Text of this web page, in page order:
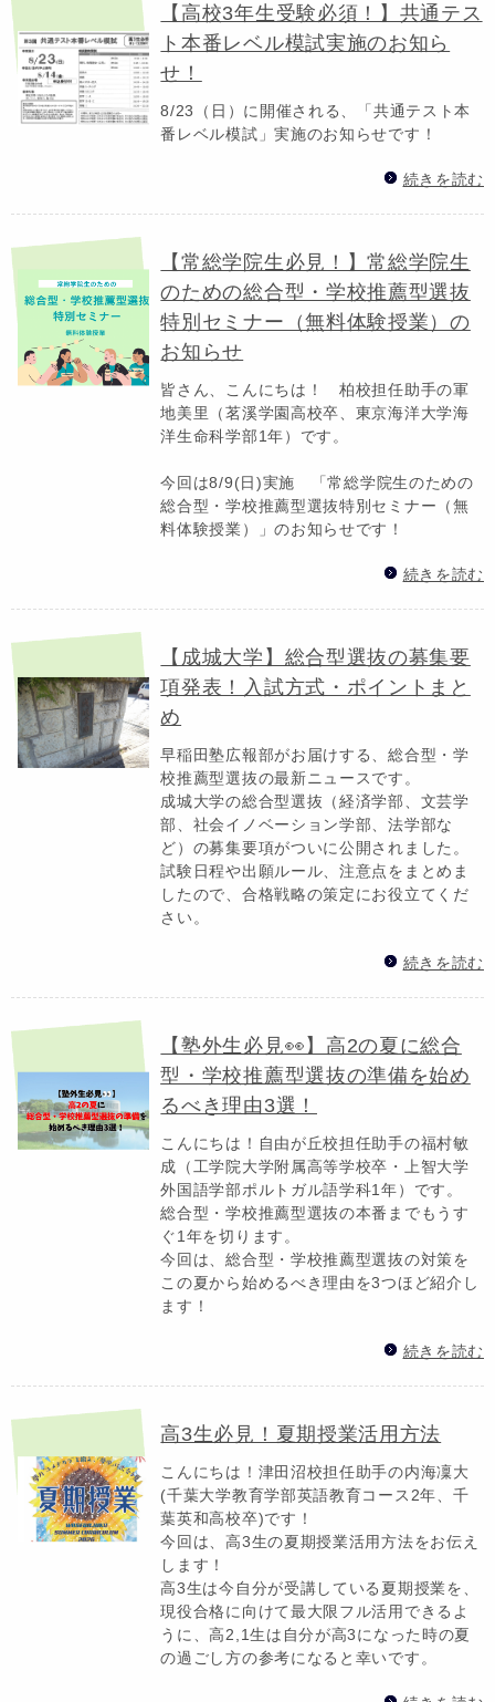
【高校3年生受験必須！】共通テス
ト本番レベル模試実施のお知ら
せ！
8/23（日）に開催される、「共通テスト本
番レベル模試」実施のお知らせです！
続きを読む
【常総学院生必見！】常総学院生
のための総合型・学校推薦型選抜
特別セミナー（無料体験授業）の
お知らせ
皆さん、こんにちは！ 柏校担任助手の軍
地美里（茗溪学園高校卒、東京海洋大学海
洋生命科学部1年）です。
今回は8/9(日)実施 「常総学院生のための
総合型・学校推薦型選抜特別セミナー（無
料体験授業）」のお知らせです！
続きを読む
【成城大学】総合型選抜の募集要
項発表！入試方式・ポイントまと
め
早稲田塾広報部がお届けする、総合型・学
校推薦型選抜の最新ニュースです。
成城大学の総合型選抜（経済学部、文芸学
部、社会イノベーション学部、法学部な
ど）の募集要項がついに公開されました。
試験日程や出願ルール、注意点をまとめま
したので、合格戦略の策定にお役立てくだ
さい。
続きを読む
【塾外生必見👀】高2の夏に総合
型・学校推薦型選抜の準備を始め
るべき理由3選！
こんにちは！自由が丘校担任助手の福村敏
成（工学院大学附属高等学校卒・上智大学
外国語学部ポルトガル語学科1年）です。
総合型・学校推薦型選抜の本番までもうす
ぐ1年を切ります。
今回は、総合型・学校推薦型選抜の対策を
この夏から始めるべき理由を3つほど紹介し
ます！
続きを読む
高3生必見！夏期授業活用方法
こんにちは！津田沼校担任助手の内海凜大
(千葉大学教育学部英語教育コース2年、千
葉英和高校卒)です！
今回は、高3生の夏期授業活用方法をお伝え
します！
高3生は今自分が受講している夏期授業を、
現役合格に向けて最大限フル活用できるよ
うに、高2,1生は自分が高3になった時の夏
の過ごし方の参考になると幸いです。